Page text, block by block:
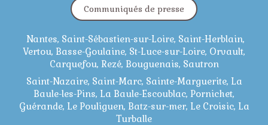
Communiqués de presse
Nantes, Saint-Sébastien-sur-Loire, Saint-Herblain,
Vertou, Basse-Goulaine, St-Luce-sur-Loire, Orvault,
Carquefou, Rezé, Bouguenais, Sautron
Saint-Nazaire, Saint-Marc, Sainte-Marguerite, La
Baule-les-Pins, La Baule-Escoublac, Pornichet,
Guérande, Le Pouliguen, Batz-sur-mer, Le Croisic, La
Turballe